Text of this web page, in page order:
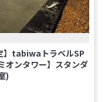
】tabiwaトラベルSP
オンタワー】スタンダ
)